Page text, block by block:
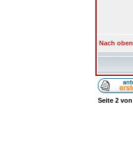
Nach oben
Seite 2 von